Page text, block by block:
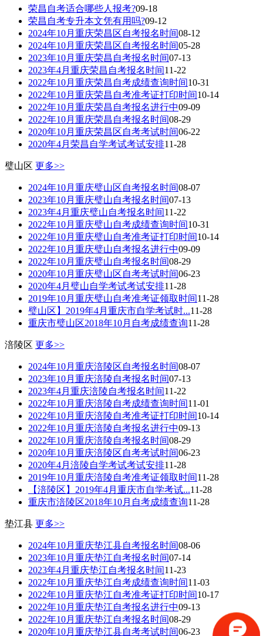
荣昌自考适合哪些人报考?09-18
荣昌自考专升本文凭有用吗?09-12
2024年10月重庆荣昌区自考报名时间08-12
2024年10月重庆荣昌区自考报名时间05-28
2023年10月重庆荣昌自考报名时间07-13
2023年4月重庆荣昌自考报名时间11-22
2022年10月重庆荣昌自考成绩查询时间10-31
2022年10月重庆荣昌自考准考证打印时间10-14
2022年10月重庆荣昌自考报名进行中09-09
2022年10月重庆荣昌自考报名时间08-29
2020年10月重庆荣昌区自考考试时间06-22
2020年4月荣昌自学考试考试安排11-28
璧山区 更多>>
2024年10月重庆璧山区自考报名时间08-07
2023年10月重庆璧山自考报名时间07-13
2023年4月重庆璧山自考报名时间11-22
2022年10月重庆璧山自考成绩查询时间10-31
2022年10月重庆璧山自考准考证打印时间10-14
2022年10月重庆璧山自考报名进行中09-09
2022年10月重庆璧山自考报名时间08-29
2020年10月重庆璧山区自考考试时间06-23
2020年4月璧山自学考试考试安排11-28
2019年10月重庆璧山自考准考证领取时间11-28
璧山区】2019年4月重庆市自学考试时...11-28
重庆市璧山区2018年10月自考成绩查询11-28
涪陵区 更多>>
2024年10月重庆涪陵区自考报名时间08-07
2023年10月重庆涪陵自考报名时间07-13
2023年4月重庆涪陵自考报名时间11-22
2022年10月重庆涪陵自考成绩查询时间11-01
2022年10月重庆涪陵自考准考证打印时间10-14
2022年10月重庆涪陵自考报名进行中09-13
2022年10月重庆涪陵自考报名时间08-29
2020年10月重庆涪陵区自考考试时间06-23
2020年4月涪陵自学考试考试安排11-28
2019年10月重庆涪陵自考准考证领取时间11-28
【涪陵区】2019年4月重庆市自学考试...11-28
重庆市涪陵区2018年10月自考成绩查询11-28
垫江县 更多>>
2024年10月重庆垫江县自考报名时间08-06
2023年10月重庆垫江自考报名时间07-14
2023年4月重庆垫江自考报名时间11-23
2022年10月重庆垫江自考成绩查询时间11-03
2022年10月重庆垫江自考准考证打印时间10-17
2022年10月重庆垫江自考报名进行中09-13
2022年10月重庆垫江自考报名时间08-29
2020年10月重庆垫江县自考考试时间06-23